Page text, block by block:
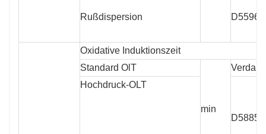
Rußdispersion D5596
Oxidative Induktionszeit
Standard OlT
min
Hochdruck-OLT
D5885